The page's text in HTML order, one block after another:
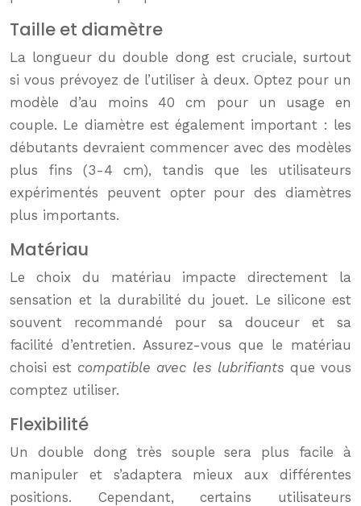
Taille et diamètre
La longueur du double dong est cruciale, surtout
si vous prévoyez de l’utiliser à deux. Optez pour un
modèle d’au moins 40 cm pour un usage en
couple. Le diamètre est également important : les
débutants devraient commencer avec des modèles
plus fins (3-4 cm), tandis que les utilisateurs
expérimentés peuvent opter pour des diamètres
plus importants.
Matériau
Le choix du matériau impacte directement la
sensation et la durabilité du jouet. Le silicone est
souvent recommandé pour sa douceur et sa
facilité d’entretien. Assurez-vous que le matériau
choisi est compatible avec les lubrifiants que vous
comptez utiliser.
Flexibilité
Un double dong très souple sera plus facile à
manipuler et s’adaptera mieux aux différentes
positions. Cependant, certains utilisateurs